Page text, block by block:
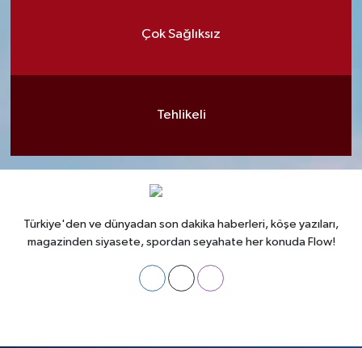
Çok Sağlıksız
Tehlikeli
Türkiye'den ve dünyadan son dakika haberleri, köşe yazıları,
magazinden siyasete, spordan seyahate her konuda Flow!